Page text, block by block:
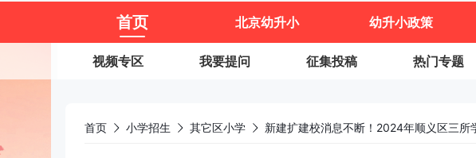
首页 北京幼升小 幼升小政策
视频专区 我要提问 征集投稿 热门专题
首页 小学招生 其它区小学